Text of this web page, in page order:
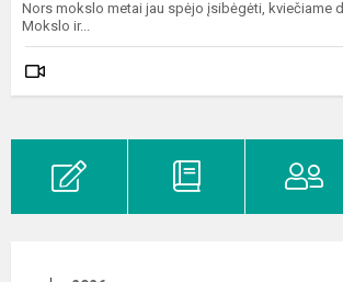
Nors mokslo metai jau spėjo įsibėgėti, kviečiame
Mokslo ir...